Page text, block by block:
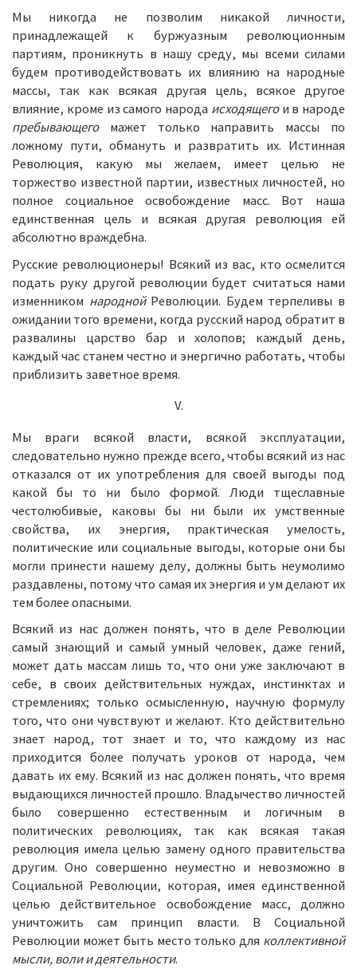
Мы никогда не позволим никакой личности,
принадлежащей к буржуазным революционным
партиям, проникнуть в нашу среду, мы всеми силами
будем противодействовать их влиянию на народные
массы, так как всякая другая цель, всякое другое
влияние, кроме из самого народа исходящегои в народе
пребывающегомажет только направить массы по
ложному пути, обмануть и развратить их. Истинная
Революция, какую мы желаем, имеет целью не
торжество известной партии, известных личностей, но
полное социальное освобождение масс. Вот наша
единственная цель и всякая другая революция ей
абсолютно враждебна.
Русские революционеры! Всякий из вас, кто осмелится
подать руку другой революции будет считаться нами
изменником народнойРеволюции. Будем терпеливы в
ожидании того времени, когда русский народ обратит в
развалины царство бар и холопов; каждый день,
каждый час станем честно и энергично работать, чтобы
приблизить заветное время.
V.
Мы враги всякой власти, всякой эксплуатации,
следовательно нужно прежде всего, чтобы всякий из нас
отказался от их употребления для своей выгоды под
какой бы то ни было формой. Люди тщеславные
честолюбивые, каковы бы ни были их умственные
свойства, их энергия, практическая умелость,
политические или социальные выгоды, которые они бы
могли принести нашему делу, должны быть неумолимо
раздавлены, потому что самая их энергия и ум делают их
тем более опасными.
Всякий из нас должен понять, что в деле Революции
самый знающий и самый умный человек, даже гений,
может дать массам лишь то, что они уже заключают в
себе, в своих действительных нуждах, инстинктах и
стремлениях; только осмысленную, научную формулу
того, что они чувствуют и желают. Кто действительно
знает народ, тот знает и то, что каждому из нас
приходится более получать уроков от народа, чем
давать их ему. Всякий из нас должен понять, что время
выдающихся личностей прошло. Владычество личностей
было совершенно естественным и логичным в
политических революциях, так как всякая такая
революция имела целью замену одного правительства
другим. Оно совершенно неуместно и невозможно в
Социальной Революции, которая, имея единственной
целью действительное освобождение масс, должно
уничтожить сам принцип власти. В Социальной
Революции может быть место только для коллективной
мысли, воли и деятельности.